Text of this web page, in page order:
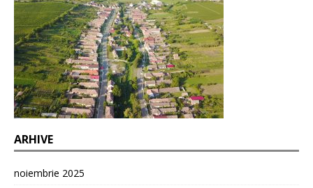
ARHIVE
noiembrie 2025